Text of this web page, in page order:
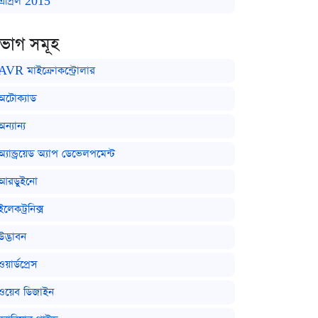
সমূহ
মাইক্রোকন্ট্রোলার
অ্যাপ ডেভেলপমেন্ট
ডিজাইন